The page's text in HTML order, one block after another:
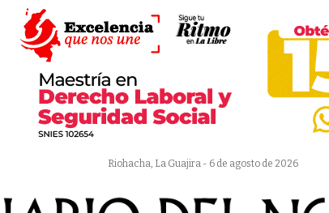
Riohacha, La Guajira - 6 de agosto de 2026